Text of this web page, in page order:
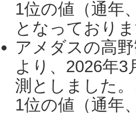
1位の値（通年
となっており
アメダスの高
より、2026年
測としました
1位の値（通年